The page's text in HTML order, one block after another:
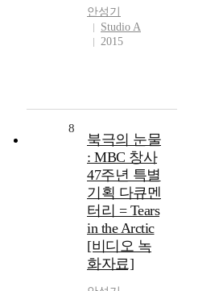
안성기
Studio A
2015
8
북극의 눈물
: MBC 창사
47주년 특별
기획 다큐멘
터리 = Tears
in the Arctic
[비디오 녹
화자료]